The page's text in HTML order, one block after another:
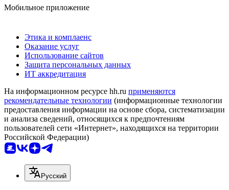
Мобильное приложение
Этика и комплаенс
Оказание услуг
Использование сайтов
Защита персональных данных
ИТ аккредитация
На информационном ресурсе hh.ru применяются
рекомендательные технологии (информационные технологии
предоставления информации на основе сбора, систематизации
и анализа сведений, относящихся к предпочтениям
пользователей сети «Интернет», находящихся на территории
Российской Федерации)
Русский